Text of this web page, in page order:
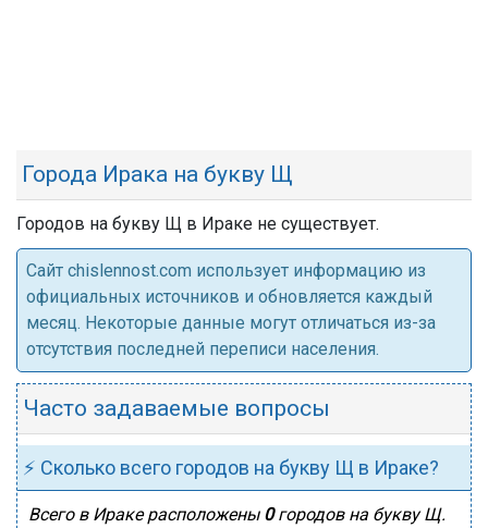
Города Ирака на букву Щ
Городов на букву Щ в Ираке не существует.
Cайт chislennost.com использует информацию из
официальных источников и обновляется каждый
месяц. Некоторые данные могут отличаться из-за
отсутствия последней переписи населения.
Часто задаваемые вопросы
⚡ Сколько всего городов на букву Щ в Ираке?
Всего в Ираке расположены 0городов на букву Щ.